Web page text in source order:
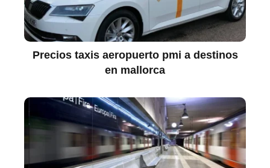
Precios taxis aeropuerto pmi a destinos
en mallorca